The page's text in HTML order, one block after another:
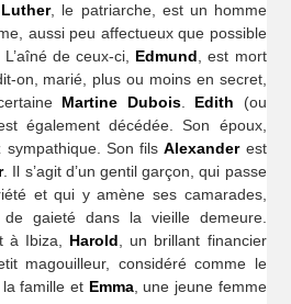
Luther, le patriarche, est un homme
aussi peu affectueux que possible
de ceux-ci, Edmund, est mort
on, marié, plus ou moins en secret,
Martine Dubois. Edith (ou
également décédée. Son époux,
Son filsAlexanderest
. Il s’agit d’un gentil garçon, qui passe
et qui y amène ses camarades,
gaieté dans la vieille demeure.
à Ibiza, Harold, un brillant financier
magouilleur, considéré comme le
famille et Emma, une jeune femme